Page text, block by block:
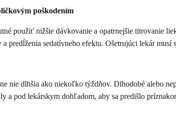
poškodením
použiť nižšie dávkovanie a opatrnejšie titrovanie
predĺženia sedatívneho efektu. Ošetrujúci lekár
nie dlhšia ako niekoľko týždňov. Dlhodobé alebo
pod lekárskym dohľadom, aby sa predišlo